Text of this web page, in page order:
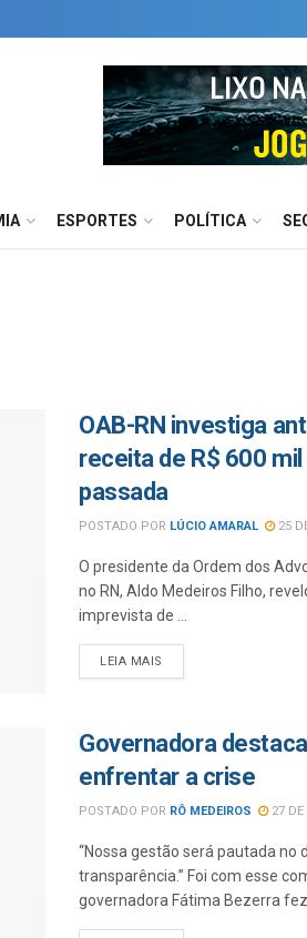
ESPORTES POLÍTICA
OAB-RN investiga
receita de R$ 600
passada
POSTADO POR LÚCIO AMARAL 25
O presidente da Ordem dos
no RN, Aldo Medeiros Filho,
imprevista de ...
LEIA MAIS
Governadora
enfrentar a crise
POSTADO POR RÔ MEDEIROS 27 DE
“Nossa gestão será pautada no
transparência.” Foi com esse
governadora Fátima Bezerra fez